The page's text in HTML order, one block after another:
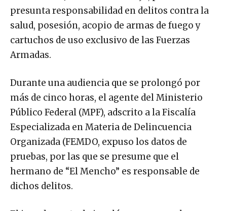
presunta responsabilidad en delitos contra la
salud, posesión, acopio de armas de fuego y
cartuchos de uso exclusivo de las Fuerzas
Armadas.
Durante una audiencia que se prolongó por
más de cinco horas, el agente del Ministerio
Público Federal (MPF), adscrito a la Fiscalía
Especializada en Materia de Delincuencia
Organizada (FEMDO, expuso los datos de
pruebas, por las que se presume que el
hermano de “El Mencho” es responsable de
dichos delitos.